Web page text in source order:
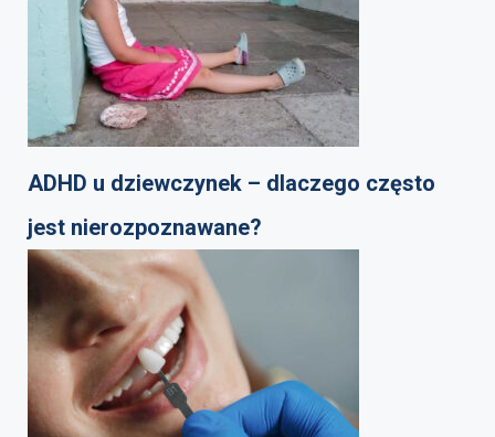
ADHD u dziewczynek – dlaczego często
jest nierozpoznawane?